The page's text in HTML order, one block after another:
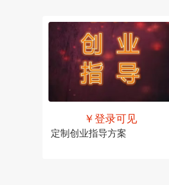
￥登录可见
定制创业指导方案